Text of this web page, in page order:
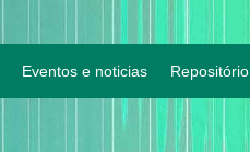
Eventos e noticias Repositório